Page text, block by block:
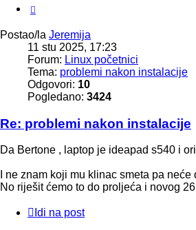
Postao/la Jeremija
11 stu 2025, 17:23
Forum: Linux početnici
Tema: problemi nakon instalacije
Odgovori: 10
Pogledano: 3424
Re: problemi nakon instalacije
Da Bertone , laptop je ideapad s540 i
I ne znam koji mu klinac smeta pa
No riješit ćemo to do proljeća i novog
Idi na post